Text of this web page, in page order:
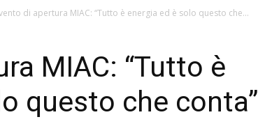
di apertura MIAC: “Tutto è energia ed è solo questo che...
MIAC: “Tutto è
questo che conta”